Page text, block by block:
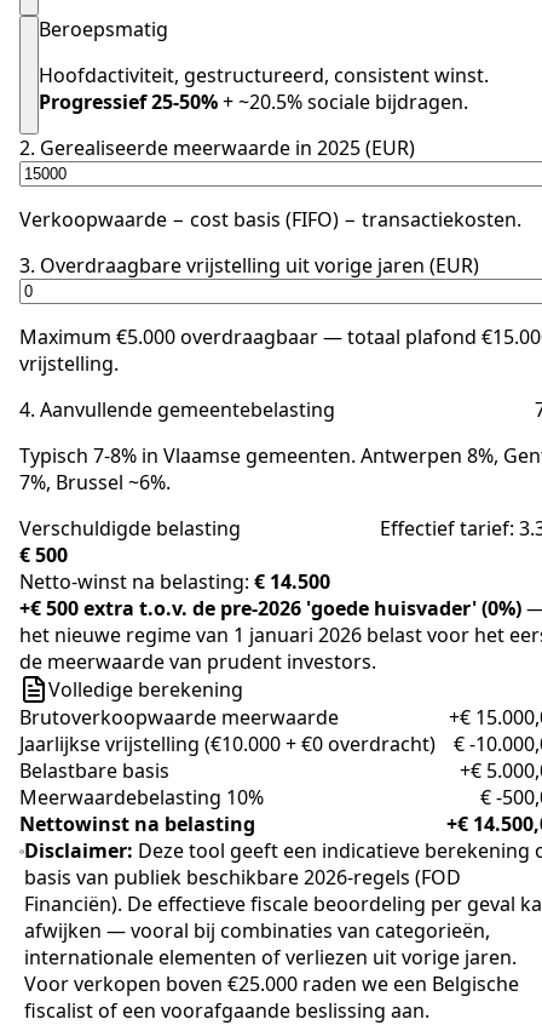
Beroepsmatig
Hoofdactiviteit, gestructureerd, consistent winst.
Progressief 25-50%+ ~20.5% sociale bijdragen.
2. Gerealiseerde meerwaarde in 2025 (EUR)
Verkoopwaarde − cost basis (FIFO) − transactiekosten.
3. Overdraagbare vrijstelling uit vorige jaren (EUR)
Maximum €5.000 overdraagbaar — totaal plafond
vrijstelling.
4. Aanvullende gemeentebelasting
Typisch 7-8% in Vlaamse gemeenten. Antwerpen 8%,
7%, Brussel ~6%.
Verschuldigde belasting
Effectief tarief:
€ 500
Netto-winst na belasting: € 14.500
+€ 500 extra t.o.v. de pre-2026 'goede huisvader' (0%)
het nieuwe regime van 1 januari 2026 belast voor het
de meerwaarde van prudent investors.
Volledige berekening
Brutoverkoopwaarde meerwaarde
+€
Jaarlijkse vrijstelling (€10.000 + €0 overdracht)
€ -
Belastbare basis
+€
Meerwaardebelasting 10%
€ -
Nettowinst na belasting
+€
Disclaimer: Deze tool geeft een indicatieve berekening
basis van publiek beschikbare 2026-regels (FOD
Financiën). De effectieve fiscale beoordeling per geval
afwijken — vooral bij combinaties van categorieën,
internationale elementen of verliezen uit vorige jaren.
Voor verkopen boven €25.000 raden we een Belgische
fiscalist of een voorafgaande beslissing aan.